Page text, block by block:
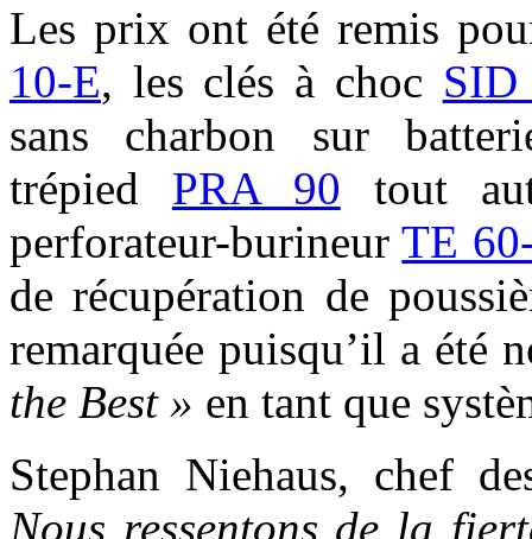
Les prix ont été remis
10-E, les clés à choc
sans charbon sur
trépied PRA 90 tout
perforateur-burineurTE
de récupération de
remarquée puisqu’il a été
the Best » en tant que
Stephan Niehaus, chef
Nous ressentons de la